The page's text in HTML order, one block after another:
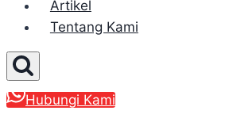
Artikel
Tentang Kami
Hubungi Kami